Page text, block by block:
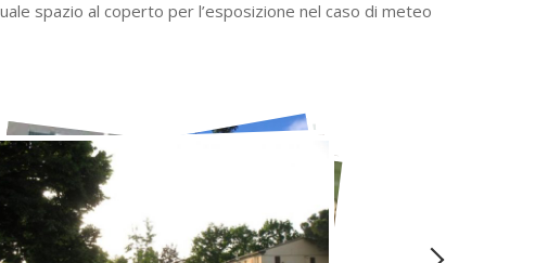
spazio al coperto per l’esposizione nel caso di meteo